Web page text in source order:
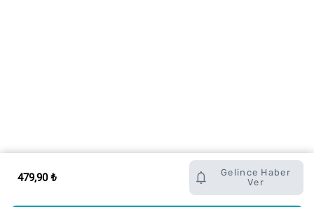
479,90 ₺
Gelince Haber
Ver